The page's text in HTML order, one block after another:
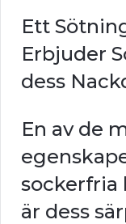
Ett
Erbjuder
dess
En av de
sockerfria
är dess